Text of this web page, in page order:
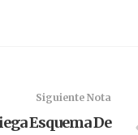
Siguiente Nota
Esquema De